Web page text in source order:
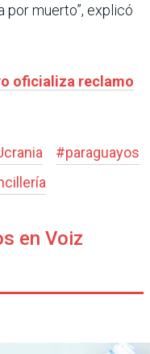
por muerto”, explicó
oficializa reclamo
#paraguayos
en Voiz